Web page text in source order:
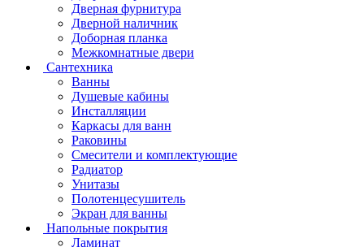
Дверная фурнитура
Дверной наличник
Доборная планка
Межкомнатные двери
Сантехника
Ванны
Душевые кабины
Инсталляции
Каркасы для ванн
Раковины
Смесители и комплектующие
Радиатор
Унитазы
Полотенцесушитель
Экран для ванны
Напольные покрытия
Ламинат